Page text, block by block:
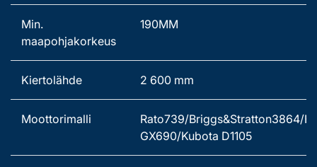
Min.
maapohjakorkeus
190MM
Kiertolähde 2 600 mm
Moottorimalli
Rato739/Briggs&Stratton3864/
GX690/Kubota D1105